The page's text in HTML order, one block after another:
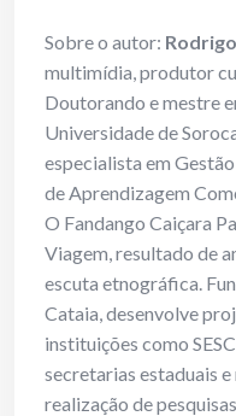
Sobre o autor:
multimídia, produtor
Doutorando e mestre
Universidade de
especialista em
de Aprendizagem
O Fandango Caiçara
Viagem, resultado de
escuta etnográfica.
Cataia, desenvolve
instituições como
secretarias estaduais
realização de